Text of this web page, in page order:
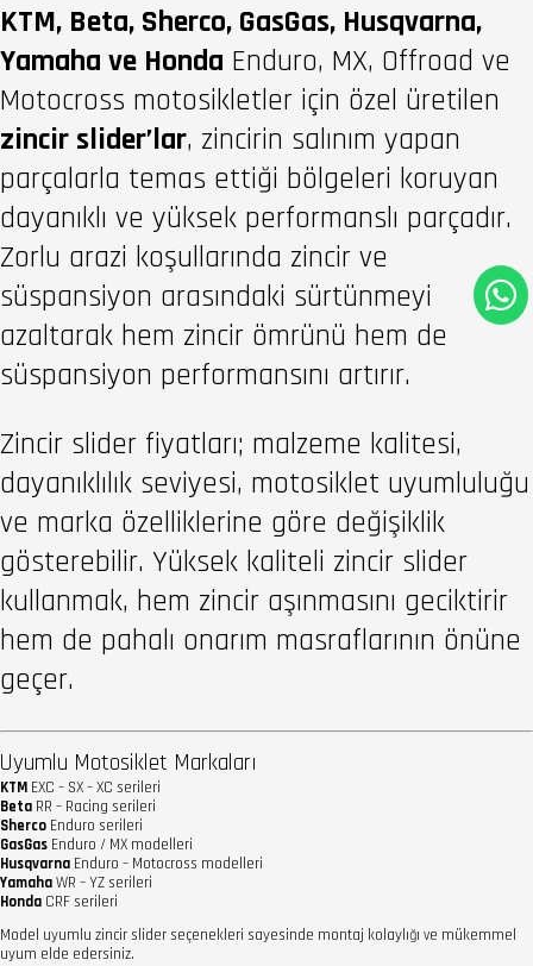
KTM, Beta, Sherco, GasGas, Husqvarna,
Yamaha ve Honda Enduro, MX, Offroad ve
Motocross motosikletler için özel üretilen
zincir slider’lar, zincirin salınım yapan
parçalarla temas ettiği bölgeleri koruyan
dayanıklı ve yüksek performanslı parçadır.
Zorlu arazi koşullarında zincir ve
süspansiyon arasındaki sürtünmeyi
azaltarak hem zincir ömrünü hem de
süspansiyon performansını artırır.
Zincir slider fiyatları; malzeme kalitesi,
dayanıklılık seviyesi, motosiklet uyumluluğu
ve marka özelliklerine göre değişiklik
gösterebilir. Yüksek kaliteli zincir slider
kullanmak, hem zincir aşınmasını geciktirir
hem de pahalı onarım masraflarının önüne
geçer.
Uyumlu Motosiklet Markaları
KTM EXC – SX – XC serileri
Beta RR – Racing serileri
Sherco Enduro serileri
GasGas Enduro / MX modelleri
Husqvarna Enduro – Motocross modelleri
YamahaWR – YZ serileri
Honda CRF serileri
Model uyumlu zincir slider seçenekleri sayesinde montaj kolaylığı ve mükemmel
uyum elde edersiniz.